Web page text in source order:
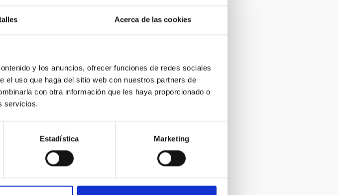
Acerca de las cookies
y los anuncios, ofrecer funciones de redes sociales
uso que haga del sitio web con nuestros partners de
con otra información que les haya proporcionado o
servicios.
Estadística Marketing
en el marco de la
(BiD4BEST - H2020-
servirá para contratar a
en uno de los
el impacto de los mismos
y la evolución de las
en diferentes etapas
en distintas
J-PAS, COSMOS,
espaciales (e.g. eROSITA,